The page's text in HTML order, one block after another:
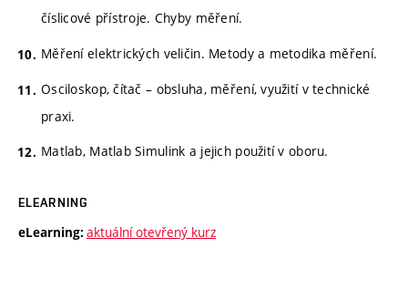
číslicové přístroje. Chyby měření.
Měření elektrických veličin. Metody a metodika měření.
Osciloskop, čítač – obsluha, měření, využití v technické
praxi.
Matlab, Matlab Simulink a jejich použití v oboru.
ELEARNING
eLearning: aktuální otevřený kurz